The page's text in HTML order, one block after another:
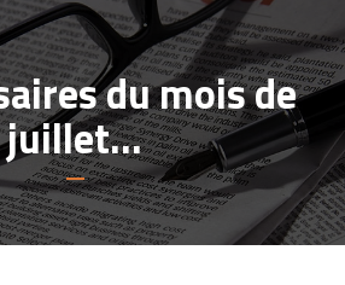
du mois de
juillet…